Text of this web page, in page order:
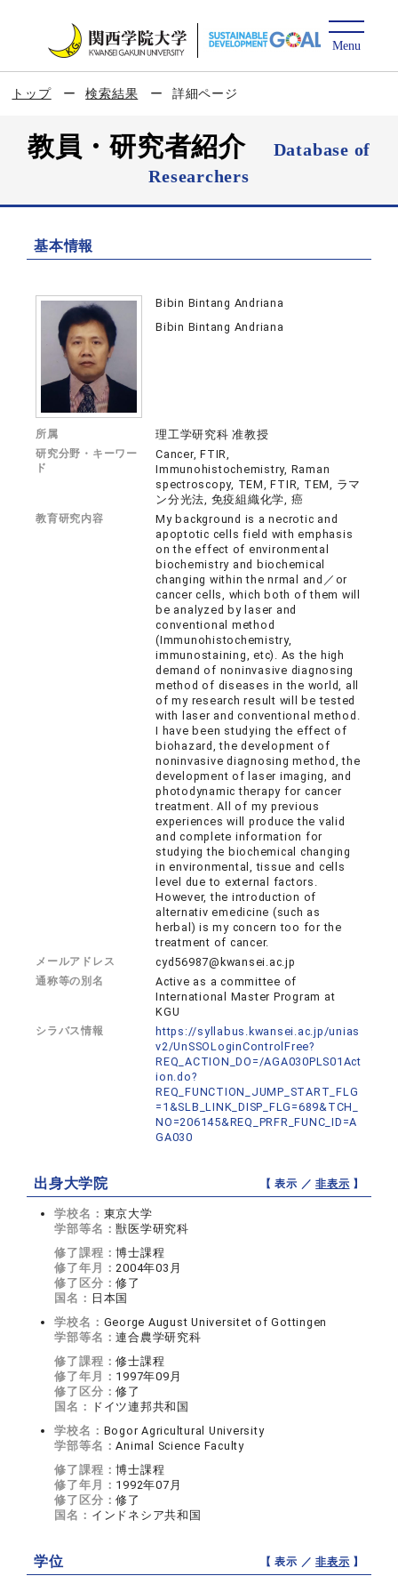
トップ 検索結果 詳細ページ
教員・研究者紹介
Database of
Researchers
基本情報
Bibin Bintang Andriana
Bibin Bintang Andriana
所属 理工学研究科 准教授
研究分野・キーワー
ド
Cancer, FTIR,
Immunohistochemistry, Raman
spectroscopy, TEM, FTIR, TEM, ラマ
ン分光法, 免疫組織化学, 癌
教育研究内容
My background is a necrotic and
apoptotic cells field with emphasis
on the effect of environmental
biochemistry and biochemical
changing within the nrmal and／or
cancer cells, which both of them will
be analyzed by laser and
conventional method
(Immunohistochemistry,
immunostaining, etc). As the high
demand of noninvasive diagnosing
method of diseases in the world, all
of my research result will be tested
with laser and conventional method.
I have been studying the effect of
biohazard, the development of
noninvasive diagnosing method, the
development of laser imaging, and
photodynamic therapy for cancer
treatment. All of my previous
experiences will produce the valid
and complete information for
studying the biochemical changing
in environmental, tissue and cells
level due to external factors.
However, the introduction of
alternativ emedicine (such as
herbal) is my concern too for the
treatment of cancer.
メールアドレス cyd56987@kwansei.ac.jp
通称等の別名
Active as a committee of
International Master Program at
KGU
シラバス情報
https://syllabus.kwansei.ac.jp/unias
v2/UnSSOLoginControlFree?
REQ_ACTION_DO=/AGA030PLS01Act
ion.do?
REQ_FUNCTION_JUMP_START_FLG
=1&SLB_LINK_DISP_FLG=689&TCH_
NO=206145&REQ_PRFR_FUNC_ID=A
GA030
出身大学院 【 表示 ／非表示 】
学校名： 東京大学
学部等名：獣医学研究科
修了課程：博士課程
修了年月： 2004年03月
修了区分：修了
国名： 日本国
学校名： George August Universitet of Gottingen
学部等名：連合農学研究科
修了課程：修士課程
修了年月： 1997年09月
修了区分：修了
国名：
ドイツ連邦共和国
学校名： Bogor Agricultural University
学部等名：Animal Science Faculty
修了課程：博士課程
修了年月： 1992年07月
修了区分：修了
国名： インドネシア共和国
学位 【 表示 ／非表示 】